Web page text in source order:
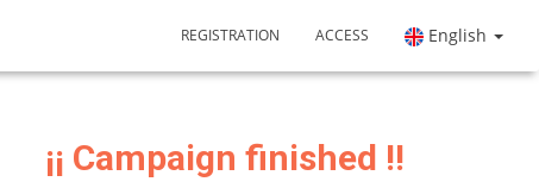
REGISTRATION ACCESS English
¡¡ Campaign finished !!